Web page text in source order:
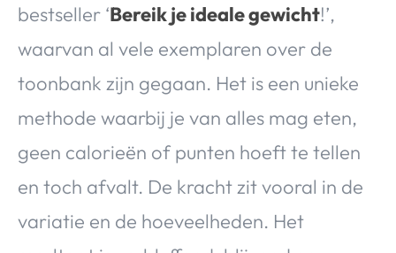
bestseller ‘Bereik je ideale gewicht!’,
waarvan al vele exemplaren over de
toonbank zijn gegaan. Het is een unieke
methode waarbij je van alles mag eten,
geen calorieën of punten hoeft te tellen
en toch afvalt. De kracht zit vooral in de
variatie en de hoeveelheden. Het